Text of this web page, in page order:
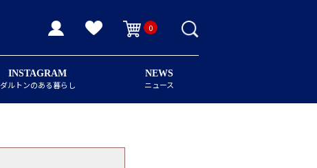
0
INSTAGRAM
ダルトンのある暮らし
NEWS
ニュース